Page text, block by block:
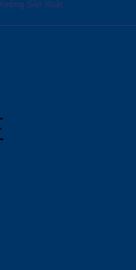
Sản Xuất